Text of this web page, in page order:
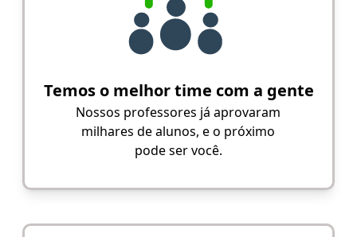
Temos o melhor time com a gente
Nossos professores já aprovaram
milhares de alunos, e o próximo
pode ser você.